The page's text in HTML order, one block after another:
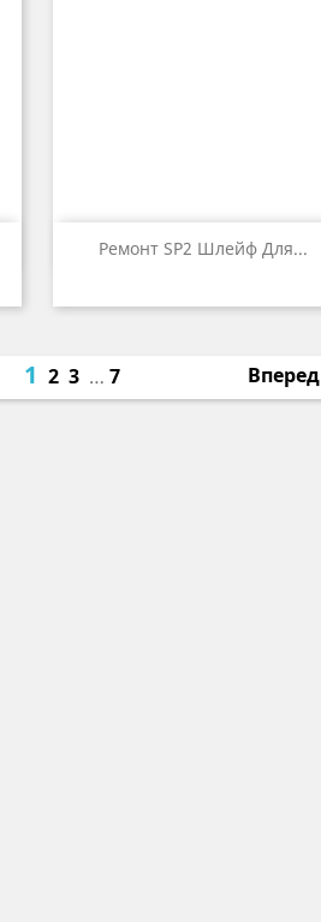
Ремонт SP2 Шлейф Для...
 Быстрый просмотр
1 2 3 … 7 Вперед